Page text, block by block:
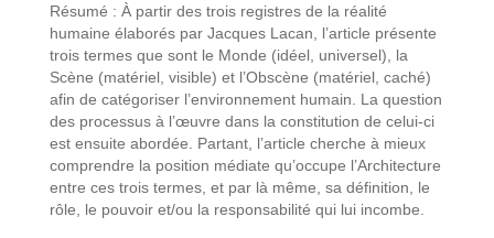
Résumé : À partir des trois registres de la réalité
humaine élaborés par Jacques Lacan, l’article présente
trois termes que sont le Monde (idéel, universel), la
Scène (matériel, visible) et l’Obscène (matériel, caché)
afin de catégoriser l’environnement humain. La question
des processus à l’œuvre dans la constitution de celui-ci
est ensuite abordée. Partant, l’article cherche à mieux
comprendre la position médiate qu’occupe l’Architecture
entre ces trois termes, et par là même, sa définition, le
rôle, le pouvoir et/ou la responsabilité qui lui incombe.